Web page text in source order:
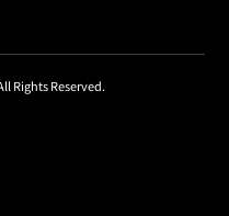
Rights Reserved.